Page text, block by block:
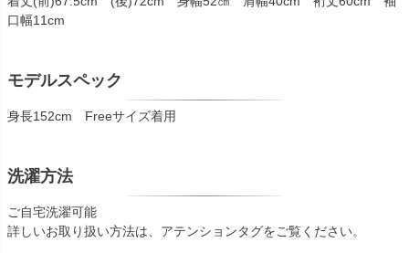
口幅11cm
モデルスペック
身長152cm Freeサイズ着用
洗濯方法
ご自宅洗濯可能
詳しいお取り扱い方法は、アテンションタグをご覧ください。